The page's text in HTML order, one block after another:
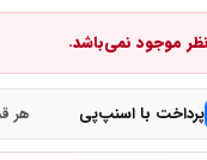
موجود نمی‌باشد.
پرداخت با اسنپ‌پی هر قسط